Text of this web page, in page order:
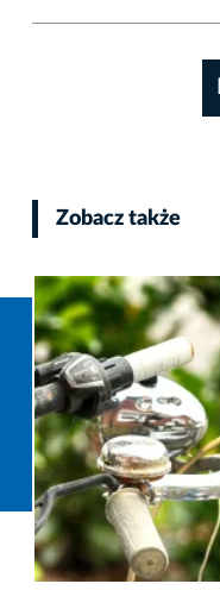
Zobacz także